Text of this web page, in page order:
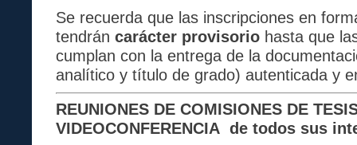
Se recuerda que las inscripciones en
tendrán carácter provisorio hasta que
cumplan con la entrega de la
analítico y título de grado) autenticada y
REUNIONES DE COMISIONES DE
VIDEOCONFERENCIA de todos sus